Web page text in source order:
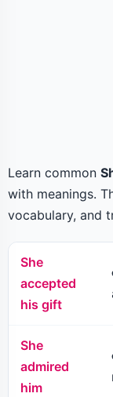
Learn common
with meanings.
vocabulary, and
She
accepted
his gift
She
admired
him